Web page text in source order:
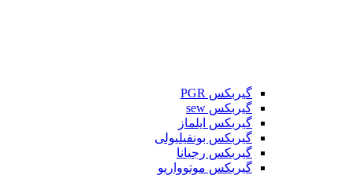
گیربکس PGR
گیربکس sew
گیربکس ایلماز
گیربکس بونفیلیولی
گیربکس رجیانا
گیربکس موتوواریو